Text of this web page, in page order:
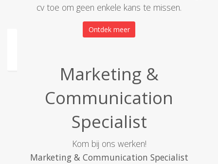
cv toe om geen enkele kans te missen.
Ontdek meer
Marketing &
Communication
Specialist
Kom bij ons werken!
Marketing & Communication Specialist